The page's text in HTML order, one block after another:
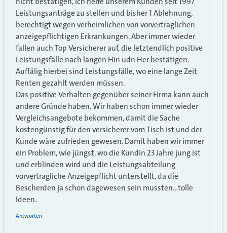
Leistungsanträge zu stellen und bisher 1 Ablehnung,
berechtigt wegen verheimlichen von vorvertraglichen
anzeigepflichtigen Erkrankungen. Aber immer wieder
fallen auch Top Versicherer auf, die letztendlich positive
Leistungsfälle nach langen Hin udn Her bestätigen.
Auffälig hierbei sind Leistungsfälle, wo eine lange Zeit
Renten gezahlt werden müssen.
Das positive Verhalten gegenüber seiner Firma kann auch
andere Gründe haben. Wir haben schon immer wieder
Vergleichsangebote bekommen, damit die Sache
kostengünstig für den versicherer vom Tisch ist und der
Kunde wäre zufrieden gewesen. Damit haben wir immer
ein Problem, wie jüngst, wo die Kundin 23 Jahre jung ist
und erblinden wird und die Leistungsabteilung
vorvertragliche Anzeigepflicht unterstellt, da die
Bescherden ja schon dagewesen sein mussten…tolle
Ideen.
Antworten